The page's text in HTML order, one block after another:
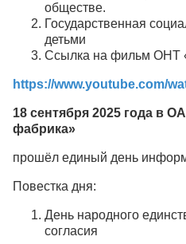
обществе.
Государственная
детьми
Ссылка на фильм ОНТ
https://www.youtube.com/
18 сентября 2025 года в
фабрика»
прошёл единый день
Повестка дня:
День народного
согласия